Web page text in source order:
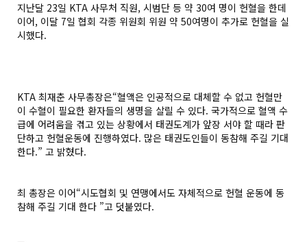
지난달 23일 KTA 사무처 직원, 시범단 등 약 30여 명이 헌혈을 한데
이어, 이달 7일 협회 각종 위원회 위원 약 50여명이 추가로 헌혈을 실
시했다.
KTA 최재춘 사무총장은“혈액은 인공적으로 대체할 수 없고 헌혈만
이 수혈이 필요한 환자들의 생명을 살릴 수 있다. 국가적으로 혈액 수
급에 어려움을 겪고 있는 상황에서 태권도계가 앞장 서야 할 때라 판
단하고 헌혈운동에 진행하였다. 많은 태권도인들이 동참해 주길 기대
한다.” 고 밝혔다.
최 총장은 이어“시도협회 및 연맹에서도 자체적으로 헌혈 운동에 동
참해 주길 기대 한다 ”고 덧붙였다.